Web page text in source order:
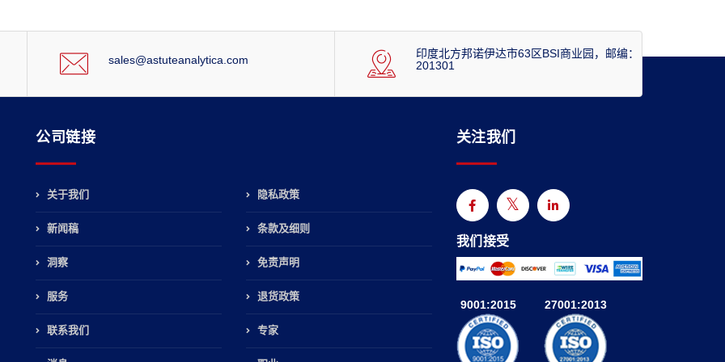
sales@astuteanalytica.com
印度北方邦诺伊达市63区BSI商业园，邮编：
201301
公司链接
关于我们
新闻稿
洞察
服务
联系我们
隐私政策
条款及细则
免责声明
退货政策
专家
关注我们
我们接受
9001:2015 27001:2013